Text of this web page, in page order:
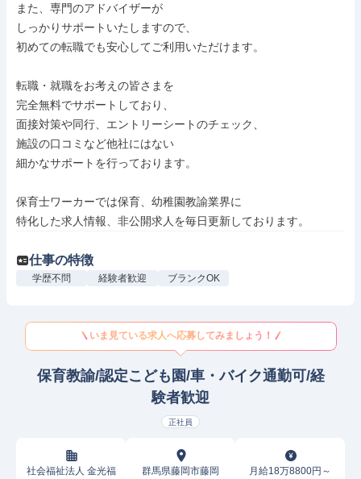
また、専門のアドバイザーが
しっかりサポートいたしますので、
初めての転職でも安心してご利用いただけます。
転職・就職をお考えの皆さまを
完全無料でサポートしており、
面接対策や同行、エントリーシートのチェック、
施設の口コミなど他社にはない
細かなサポートを行っております。
保育士ワーカーでは保育、幼稚園教諭業界に
特化した求人情報、非公開求人を毎日更新しております。
仕事の特徴
学歴不問 経験者歓迎 ブランクOK
いま見ている求人へ応募してみましょう！
保育教諭/認定こども園/車・バイク通勤可/経
験者歓迎
正社員
社会福祉法人 金光福
群馬県藤岡市藤岡
月給18万8800円～